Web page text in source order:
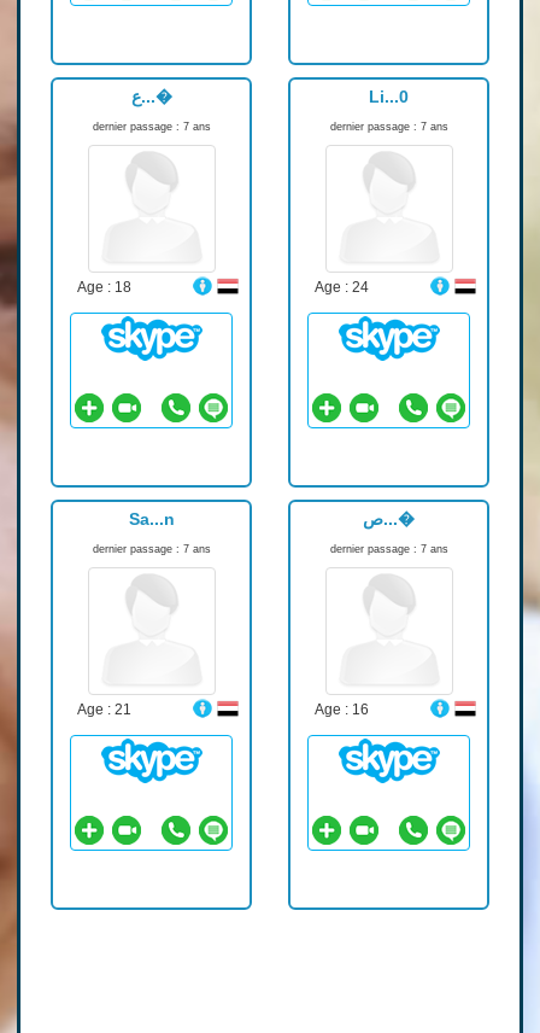
ع...�
dernier passage : 7 ans
Age : 18
Li...0
dernier passage : 7 ans
Age : 24
Sa...n
dernier passage : 7 ans
Age : 21
ص...�
dernier passage : 7 ans
Age : 16